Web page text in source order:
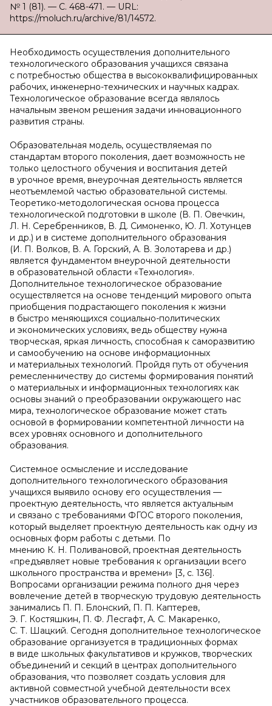
№ 1 (81). — С. 468-471. — URL:
https://moluch.ru/archive/81/14572.
Необходимость осуществления дополнительного
технологического образования учащихся связана
с потребностью общества в высококвалифицированных
рабочих, инженерно-технических и научных кадрах.
Технологическое образование всегда являлось
начальным звеном решения задачи инновационного
развития страны.
Образовательная модель, осуществляемая по
стандартам второго поколения, дает возможность не
только целостного обучения и воспитания детей
в урочное время, внеурочная деятельность является
неотъемлемой частью образовательной системы.
Теоретико-методологическая основа процесса
технологической подготовки в школе (В. П. Овечкин,
Л. Н. Серебренников, В. Д. Симоненко, Ю. Л. Хотунцев
и др.) и в системе дополнительного образования
(И. П. Волков, В. А. Горский, А. В. Золотарева и др.)
является фундаментом внеурочной деятельности
в образовательной области «Технология».
Дополнительное технологическое образование
осуществляется на основе тенденций мирового опыта
приобщения подрастающего поколения к жизни
в быстро меняющихся социально-политических
и экономических условиях, ведь обществу нужна
творческая, яркая личность, способная к саморазвитию
и самообучению на основе информационных
и материальных технологий. Пройдя путь от обучения
ремесленничеству до системы формирования понятий
о материальных и информационных технологиях как
основы знаний о преобразовании окружающего нас
мира, технологическое образование может стать
основой в формировании компетентной личности на
всех уровнях основного и дополнительного
образования.
Системное осмысление и исследование
дополнительного технологического образования
учащихся выявило основу его осуществления —
проектную деятельность, что является актуальным
и связано с требованиями ФГОС второго поколения,
который выделяет проектную деятельность как одну из
основных форм работы с детьми. По
мнению К. Н. Поливановой, проектная деятельность
«предъявляет новые требования к организации всего
школьного пространства и времени» [3, с. 136].
Вопросами организации режима полного дня через
вовлечение детей в творческую трудовую деятельность
занимались П. П. Блонский, П. П. Каптерев,
Э. Г. Костяшкин, П. Ф. Лесгафт, А. С. Макаренко,
С. Т. Шацкий. Сегодня дополнительное технологическое
образование организуется в традиционных формах
в виде школьных факультативов и кружков, творческих
объединений и секций в центрах дополнительного
образования, что позволяет создать условия для
активной совместной учебной деятельности всех
участников образовательного процесса.